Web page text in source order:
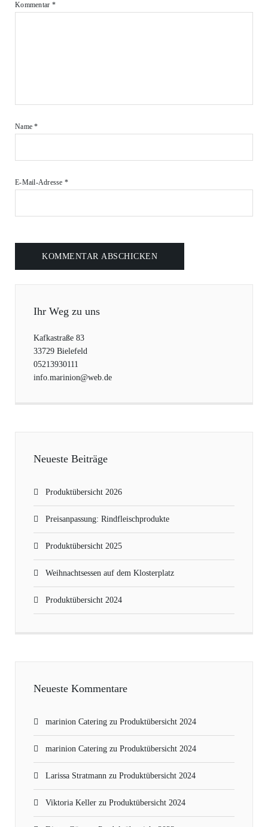
Kommentar *
Name*
E-Mail-Adresse *
Ihr Weg zu uns
Kafkastraße 83
33729 Bielefeld
05213930111
info.marinion@web.de
Neueste Beiträge
Produktübersicht 2026
Preisanpassung: Rindfleischprodukte
Produktübersicht 2025
Weihnachtsessen auf dem Klosterplatz
Produktübersicht 2024
Neueste Kommentare
marinion Catering zu Produktübersicht 2024
marinion Catering zu Produktübersicht 2024
Larissa Stratmann zu Produktübersicht 2024
Viktoria Keller zu Produktübersicht 2024